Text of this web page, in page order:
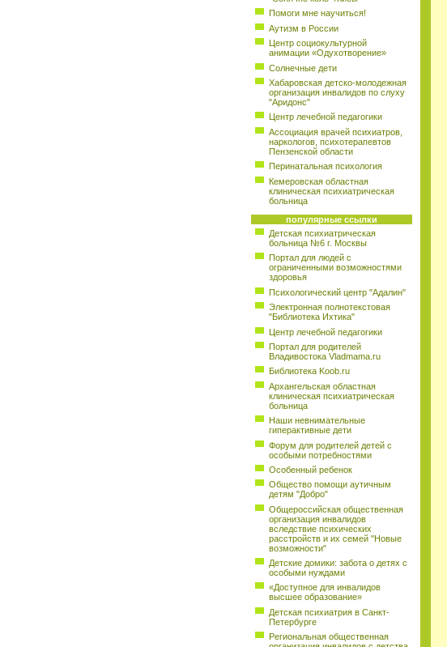
Помоги мне научиться!
Аутизм в России
Центр социокультурной
анимации «Одухотворение»
Солнечные дети
Хабаровская детско-молодежная
организация инвалидов по слуху
"Аридонс"
Центр лечебной педагогики
Ассоциация врачей психиатров,
наркологов, психотерапевтов
Пензенской области
Перинатальная психология
Кемеровская областная
клиническая психиатрическая
больница
популярные ссылки
Детская психиатрическая
больница №6 г. Москвы
Портал для людей с
ограниченными возможностями
здоровья
Психологический центр "Адалин"
Электронная полнотекстовая
"Библиотека Ихтика"
Центр лечебной педагогики
Портал для родителей
Владивостока Vladmama.ru
Библиотека Koob.ru
Архангельская областная
клиническая психиатрическая
больница
Наши невнимательные
гиперактивные дети
Форум для родителей детей с
особыми потребностями
Особенный ребенок
Общество помощи аутичным
детям "Добро"
Общероссийская общественная
организация инвалидов
вследствие психических
расстройств и их семей "Новые
возможности"
Детские домики: забота о детях с
особыми нуждами
«Доступное для инвалидов
высшее образование»
Детская психиатрия в Санкт-
Петербурге
Региональная общественная